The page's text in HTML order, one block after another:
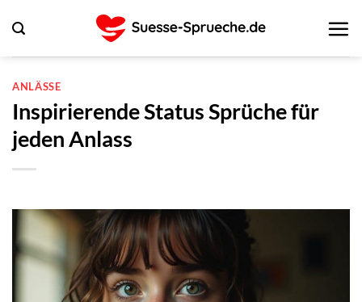
Inhalt
springen
ANLÄSSE
Inspirierende Status Sprüche für
jeden Anlass